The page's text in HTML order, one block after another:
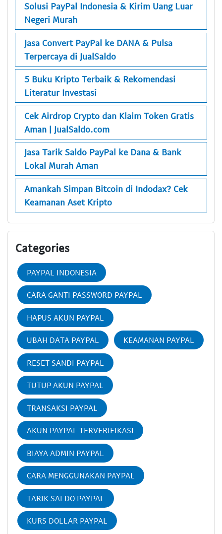
Solusi PayPal Indonesia & Kirim Uang Luar
Negeri Murah
Jasa Convert PayPal ke DANA & Pulsa
Terpercaya di JualSaldo
5 Buku Kripto Terbaik & Rekomendasi
Literatur Investasi
Cek Airdrop Crypto dan Klaim Token Gratis
Aman | JualSaldo.com
Jasa Tarik Saldo PayPal ke Dana & Bank
Lokal Murah Aman
Amankah Simpan Bitcoin di Indodax? Cek
Keamanan Aset Kripto
Categories
PAYPAL INDONESIA
CARA GANTI PASSWORD PAYPAL
HAPUS AKUN PAYPAL
UBAH DATA PAYPAL KEAMANAN PAYPAL
RESET SANDI PAYPAL
TUTUP AKUN PAYPAL
TRANSAKSI PAYPAL
AKUN PAYPAL TERVERIFIKASI
BIAYA ADMIN PAYPAL
CARA MENGGUNAKAN PAYPAL
TARIK SALDO PAYPAL
KURS DOLLAR PAYPAL